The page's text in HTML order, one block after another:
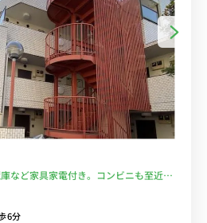
など家具家電付き。コンビニも至近で
安レンタル中！
6分